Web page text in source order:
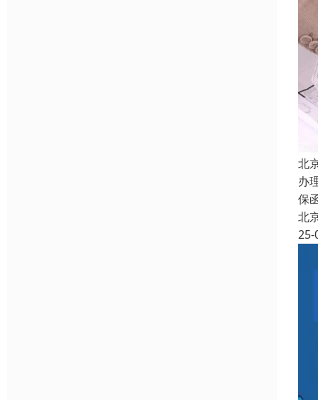
北
办
保
北
25-